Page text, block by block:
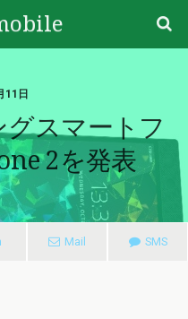
11日
スマートフ
2を発表
Mail SMS